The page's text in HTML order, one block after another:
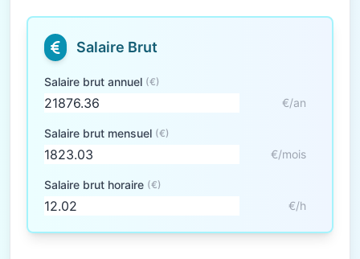
Salaire Brut
Salaire brut annuel (€)
€/an
Salaire brut mensuel (€)
€/mois
Salaire brut horaire (€)
€/h